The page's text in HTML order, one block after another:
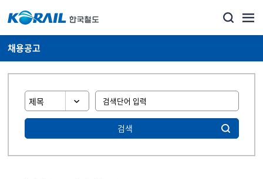
채용공고
검색